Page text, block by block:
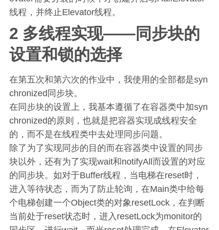
线程，并终止Elevator线程。
2 多线程实现——同步块的
设置和锁的选择
在第五次和第六次的作业中，我使用的全部都是syn
chronized同步块。
在同步块的设置上，我基本遵循了在容器类中加syn
chronized的原则，也就是把容器实现成线程安全
的，而不是在线程类中去处理同步问题。
除了为了实现同步的目的而在容器类中设置的同步
块以外，还有为了实现wait和notifyAll而设置的对应
的同步块。如对于Buffer线程，当电梯在reset时，
进入等待状态，而为了防止轮询，在Main类中给每
个电梯创建一个Object类的对象resetLock，在判断
当前处于reset状态时，进入resetLock为monitor的